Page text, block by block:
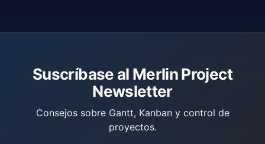
Suscríbase al Merlin Project
Newsletter
Consejos sobre Gantt, Kanban y control de
proyectos.